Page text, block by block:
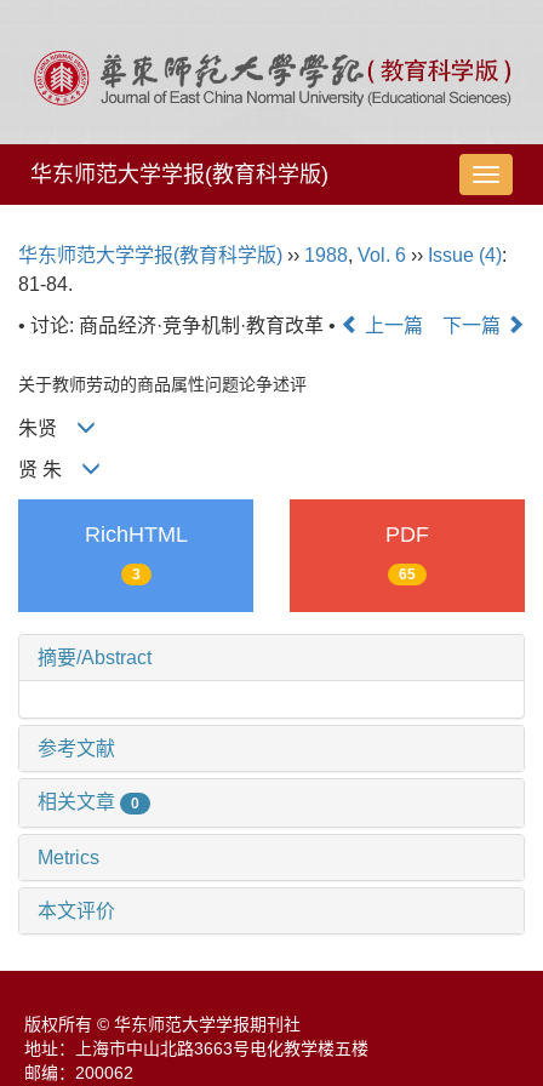
导
航
换
华东师范大学学报(教育科学版)
华东师范大学学报(教育科学版) ›› 1988, Vol. 6 ›› Issue (4):
81-84.
• 讨论: 商品经济·竞争机制·教育改革 •
上一篇 下一篇
关于教师劳动的商品属性问题论争述评
朱贤
贤 朱
RichHTML
3
PDF
65
摘要/Abstract
参考文献
相关文章 0
Metrics
本文评价
版权所有 © 华东师范大学学报期刊社
地址：上海市中山北路3663号电化教学楼五楼
邮编：200062